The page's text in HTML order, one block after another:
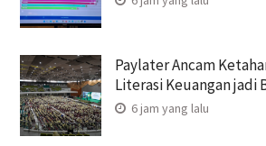
Paylater Ancam
Literasi Keuangan jadi
6 jam yang lalu